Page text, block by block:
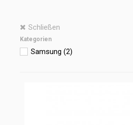
Schließen
Kategorien
Samsung (2)